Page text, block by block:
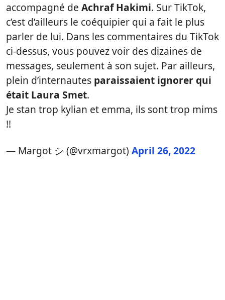
accompagné de Achraf Hakimi. Sur TikTok,
c’est d’ailleurs le coéquipier qui a fait le plus
parler de lui. Dans les commentaires du TikTok
ci-dessus, vous pouvez voir des dizaines de
messages, seulement à son sujet. Par ailleurs,
plein d’internautes paraissaient ignorer qui
était Laura Smet.
Je stan trop kylian et emma, ils sont trop mims
!!
— Margot シ (@vrxmargot) April 26, 2022